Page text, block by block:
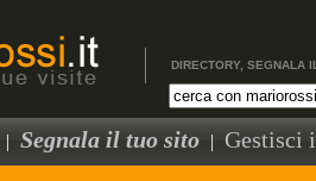
DIRECTORY, SEGNALA
| Segnala il tuo sito | Gestisci